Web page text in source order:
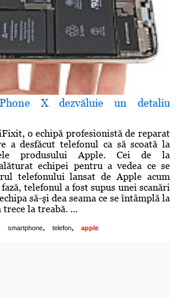
iPhone X dezvăluie un detaliu
o echipă profesionistă de reparat
a desfăcut telefonul ca să scoată la
produsului Apple. Cei de la
echipei pentru a vedea ce se
telefonului lansat de Apple acum
telefonul a fost supus unei scanări
să-şi dea seama ce se întâmplă la
la treabă. ...
smartphone, telefon, apple